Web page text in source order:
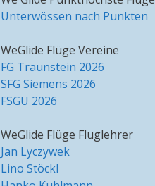
Unterwössen nach Punkten
WeGlide Flüge Vereine
FG Traunstein 2026
SFG Siemens 2026
FSGU 2026
WeGlide Flüge Fluglehrer
Jan Lyczywek
Lino Stöckl